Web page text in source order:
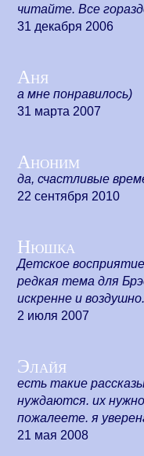
читайте. Все
31 декабря 2006
Аня
а мне понравилось)
31 марта 2007
Аноним
да, счастливые
22 сентября 2010
Нюшка
Детское
редкая тема для
искренне и
2 июля 2007
Элайя
есть такие
нуждаются. их
пожалеете. я
21 мая 2008